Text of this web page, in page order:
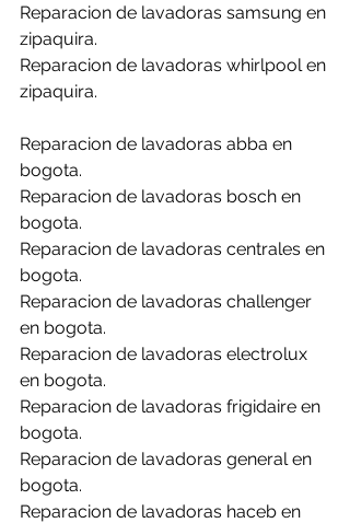
Reparacion de lavadoras samsung en
zipaquira.
Reparacion de lavadoras whirlpool en
zipaquira.
Reparacion de lavadoras abba en
bogota.
Reparacion de lavadoras bosch en
bogota.
Reparacion de lavadoras centrales en
bogota.
Reparacion de lavadoras challenger
en bogota.
Reparacion de lavadoras electrolux
en bogota.
Reparacion de lavadoras frigidaire en
bogota.
Reparacion de lavadoras general en
bogota.
Reparacion de lavadoras haceb en